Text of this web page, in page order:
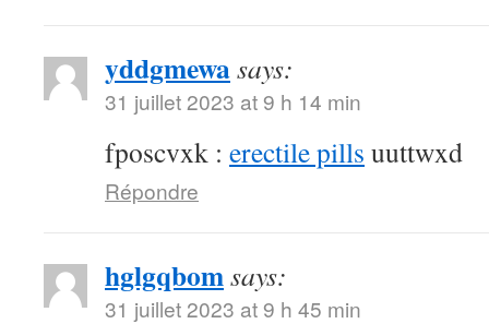
yddgmewasays:
31 juillet 2023 at 9 h 14 min
fposcvxk : erectile pills uuttwxd
Répondre
hglgqbomsays:
31 juillet 2023 at 9 h 45 min